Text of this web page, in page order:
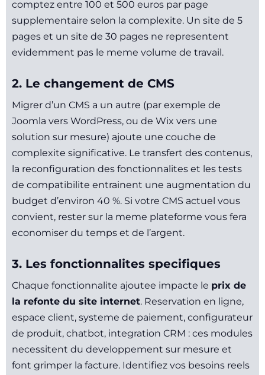
comptez entre 100 et 500 euros par page
supplementaire selon la complexite. Un site de 5
pages et un site de 30 pages ne representent
evidemment pas le meme volume de travail.
2. Le changement de CMS
Migrer d’un CMS a un autre (par exemple de
Joomla vers WordPress, ou de Wix vers une
solution sur mesure) ajoute une couche de
complexite significative. Le transfert des contenus,
la reconfiguration des fonctionnalites et les tests
de compatibilite entrainent une augmentation du
budget d’environ 40 %. Si votre CMS actuel vous
convient, rester sur la meme plateforme vous fera
economiser du temps et de l’argent.
3. Les fonctionnalites specifiques
Chaque fonctionnalite ajoutee impacte le prix de
la refonte du site internet. Reservation en ligne,
espace client, systeme de paiement, configurateur
de produit, chatbot, integration CRM : ces modules
necessitent du developpement sur mesure et
font grimper la facture. Identifiez vos besoins reels